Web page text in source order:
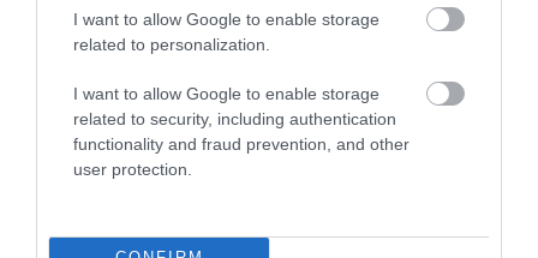
I want to allow Google to enable storage
related to personalization.
I want to allow Google to enable storage
related to security, including authentication
functionality and fraud prevention, and other
user protection.
növeli annak értékét.
A CLIMA STAR csomag:
✔energiatakarékosság egész évben